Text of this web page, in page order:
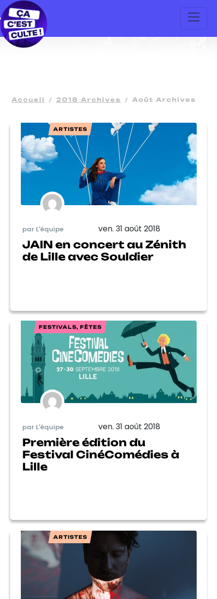
Accueil 2018 Archives Août Archives
ARTISTES
par L'équipe ven. 31 août 2018
JAIN en concert au Zénith
de Lille avec Souldier
FESTIVALS, FÊTES
par L'équipe ven. 31 août 2018
Première édition du
Festival CinéComédies à
Lille
ARTISTES